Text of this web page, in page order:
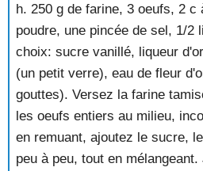
h. 250 g de farine, 3 oeufs, 2 c
poudre, une pincée de sel, 1/2
choix: sucre vanillé, liqueur
(un petit verre), eau de fleur
gouttes). Versez la farine
les oeufs entiers au milieu,
en remuant, ajoutez le sucre,
peu à peu, tout en